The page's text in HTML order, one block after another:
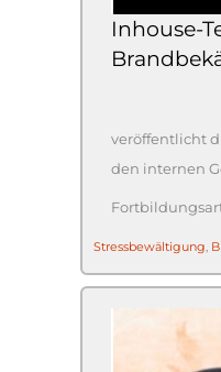
Inhouse-
veröffentlicht
den internen
Stressbewältigung,